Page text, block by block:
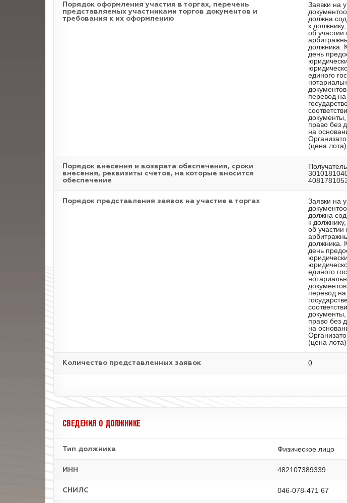
Порядок оформления участия в торгах, перечень
представляемых участниками торгов документов и
требования к их оформлению
Заявки на
должна
к
об участии
должника.
день
единого
перевод
право без
на
(цена лота)
Порядок внесения и возврата обеспечения, сроки
внесения, реквизиты счетов, на которые вносится
обеспечение
Порядок представления заявок на участие в торгах
Заявки на
должна
к
об участии
должника.
день
единого
перевод
право без
на
(цена лота)
Количество представленных заявок 0
СВЕДЕНИЯ О ДОЛЖНИКЕ
Тип должника Физическое лицо
ИНН 482107389339
СНИЛС 046-078-471 67